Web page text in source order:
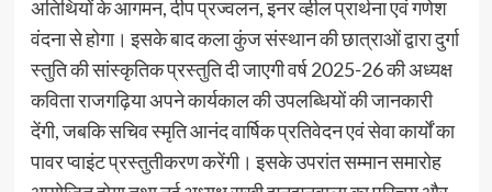
अतिथियों के आगमन, दीप प्रज्वलन, इनर व्हील प्रार्थना एवं गणेश
वंदना से होगा। इसके बाद कला कुंज संस्थान की छात्राओं द्वारा दुर्गा
स्तुति की सांस्कृतिक प्रस्तुति दी जाएगी वर्ष 2025-26 की अध्यक्ष
कविता राजगढ़िया अपने कार्यकाल की उपलब्धियों की जानकारी
देंगी, जबकि सचिव स्मृति आनंद वार्षिक प्रतिवेदन एवं सेवा कार्यों का
पावर प्वाइंट प्रस्तुतीकरण करेंगी। इसके उपरांत सम्मान समारोह